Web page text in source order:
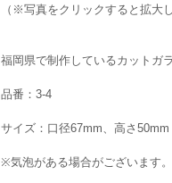
（※写真をクリックすると拡大
福岡県で制作しているカットガ
品番：3-4
サイズ：口径67mm、高さ50mm
※気泡がある場合がございます。